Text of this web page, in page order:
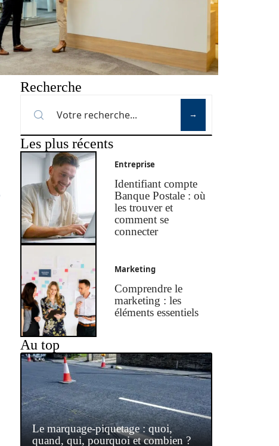
Recherche
Les plus récents
Entreprise
Identifiant compte
Banque Postale : où
les trouver et
comment se
connecter
Marketing
Comprendre le
marketing : les
éléments essentiels
Au top
Le marquage-piquetage : quoi,
quand, qui, pourquoi et combien ?